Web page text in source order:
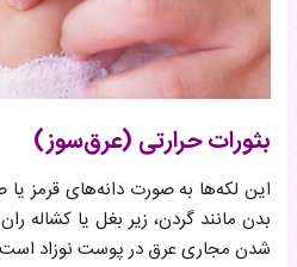
بثورات حرارتی (عرق‌سوز)
این لکه‌ها به صورت دانه‌های قرمز
بدن مانند گردن، زیر بغل یا کشاله
شدن مجاری عرق در پوست نوزاد